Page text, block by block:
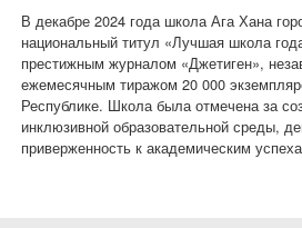
В декабре 2024 года школа Ага Хана
национальный титул «Лучшая школа
престижным журналом «Джетиген»,
ежемесячным тиражом 20 000
Республике. Школа была отмечена за
инклюзивной образовательной среды,
приверженность к академическим